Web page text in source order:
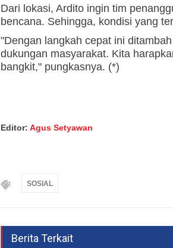
Dari lokasi, Ardito ingin tim
bencana. Sehingga, kondisi yang
"Dengan langkah cepat ini
dukungan masyarakat. Kita
bangkit," pungkasnya. (*)
Editor: Agus Setyawan
SOSIAL
Berita Terkait